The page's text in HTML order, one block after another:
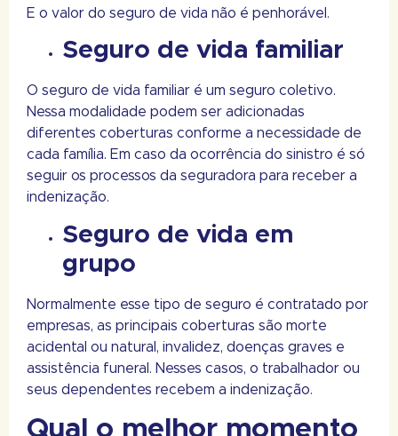
E o valor do seguro de vida não é penhorável.
Seguro de vida familiar
O seguro de vida familiar é um seguro coletivo.
Nessa modalidade podem ser adicionadas
diferentes coberturas conforme a necessidade de
cada família. Em caso da ocorrência do sinistro é só
seguir os processos da seguradora para receber a
indenização.
Seguro de vida em
grupo
Normalmente esse tipo de seguro é contratado por
empresas, as principais coberturas são morte
acidental ou natural, invalidez, doenças graves e
assistência funeral. Nesses casos, o trabalhador ou
seus dependentes recebem a indenização.
Qual o melhor momento